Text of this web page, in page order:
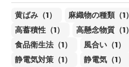
黄ばみ（1） 麻織物の種類（1）
高蓄積性（1）
高懸念物質（1）
食品衛生法（1）
風合い（1）
静電気対策（1）
静電気（1）